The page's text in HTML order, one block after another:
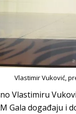
Vlastimir Vuković,
Vlastimiru
Gala događaju i